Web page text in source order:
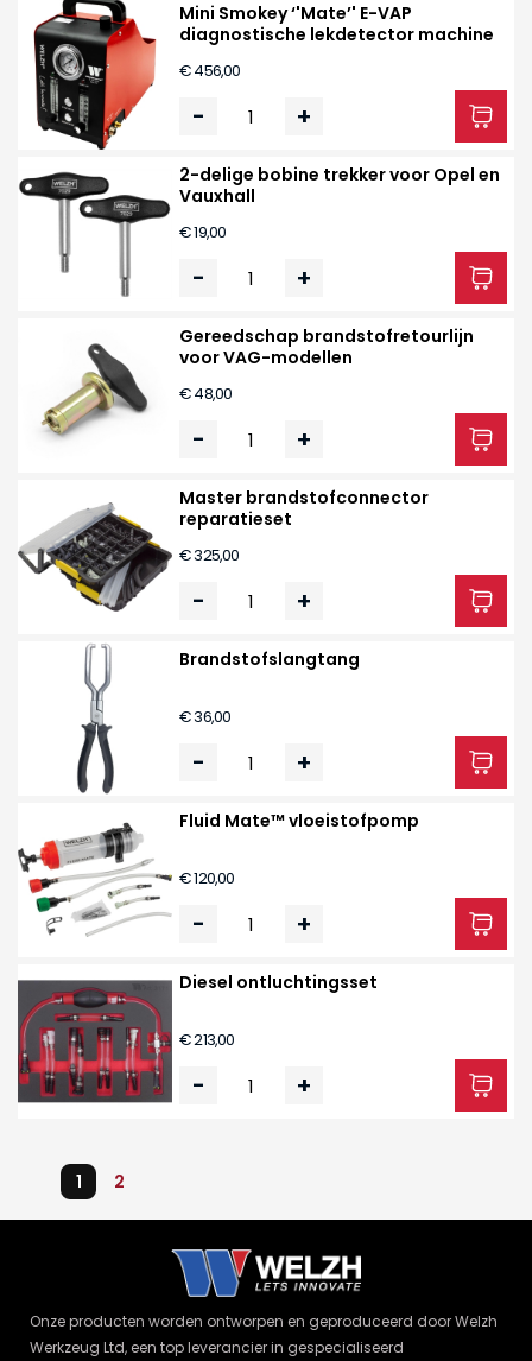
Mini Smokey ‘'Mate’' E-VAP
diagnostische lekdetector machine
€ 456,00
- +
2-delige bobine trekker voor Opel en
Vauxhall
€ 19,00
- +
Gereedschap brandstofretourlijn
voor VAG-modellen
€ 48,00
- +
Master brandstofconnector
reparatieset
€ 325,00
- +
Brandstofslangtang
€ 36,00
- +
Fluid Mate™ vloeistofpomp
€ 120,00
- +
Diesel ontluchtingsset
€ 213,00
- +
1 2
Onze producten worden ontworpen en geproduceerd door Welzh
Werkzeug Ltd, een top leverancier in gespecialiseerd